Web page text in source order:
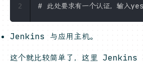
2
Jenkins 与应用主机。
这个就比较简单了，这里 Jenkins